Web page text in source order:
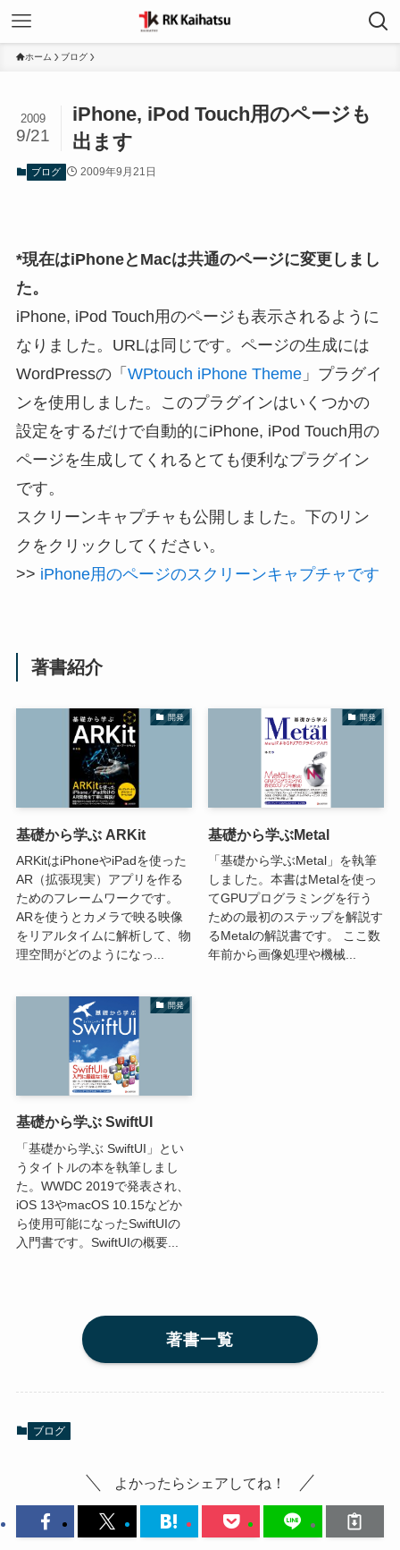
ホーム ブログ
iPhone, iPod Touch用のページも
出ます
2009
9/21
ブログ 2009年9月21日
*現在はiPhoneとMacは共通のページに変更しまし
た。
iPhone, iPod Touch用のページも表示されるように
なりました。URLは同じです。ページの生成には
WordPressの「 WPtouch iPhone Theme」プラグイ
ンを使用しました。このプラグインはいくつかの
設定をするだけで自動的にiPhone, iPod Touch用の
ページを生成してくれるとても便利なプラグイン
です。
スクリーンキャプチャも公開しました。下のリン
クをクリックしてください。
>> iPhone用のページのスクリーンキャプチャです
著書紹介
開発
基礎から学ぶ ARKit
ARKitはiPhoneやiPadを使った
AR（拡張現実）アプリを作る
ためのフレームワークです。
ARを使うとカメラで映る映像
をリアルタイムに解析して、物
理空間がどのようになっ...
開発
基礎から学ぶMetal
「基礎から学ぶMetal」を執筆
しました。本書はMetalを使っ
てGPUプログラミングを行う
ための最初のステップを解説す
るMetalの解説書です。 ここ数
年前から画像処理や機械...
開発
基礎から学ぶ SwiftUI
「基礎から学ぶ SwiftUI」とい
うタイトルの本を執筆しまし
た。WWDC 2019で発表され、
iOS 13やmacOS 10.15などか
ら使用可能になったSwiftUIの
入門書です。SwiftUIの概要...
著書一覧
ブログ
よかったらシェアしてね！